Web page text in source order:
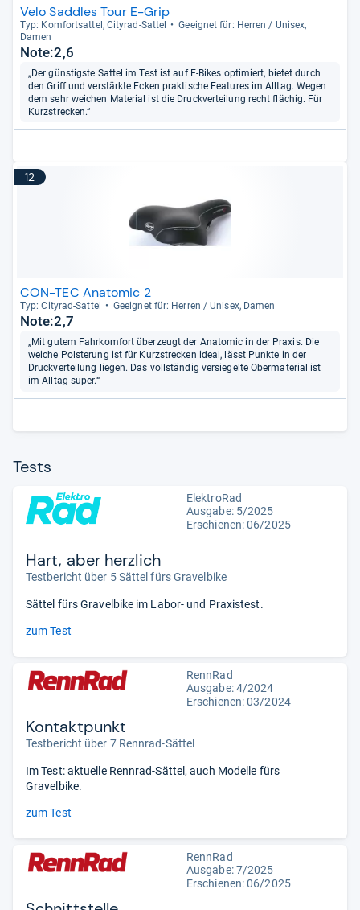
Velo Saddles Tour E-Grip
Typ: Kom­fort­sat­tel, City­rad-​Sat­tel
Geeig­net für: Her­ren / Uni­sex,
Damen
Note:2,6
„Der günstigste Sattel im Test ist auf E-Bikes optimiert, bietet durch
den Griff und verstärkte Ecken praktische Features im Alltag. Wegen
dem sehr weichen Material ist die Druckverteilung recht flächig. Für
Kurzstrecken.“
12
CON-TEC Anatomic 2
Typ: City­rad-​Sat­tel Geeig­net für: Her­ren / Uni­sex, Damen
Note:2,7
„Mit gutem Fahrkomfort überzeugt der Anatomic in der Praxis. Die
weiche Polsterung ist für Kurzstrecken ideal, lässt Punkte in der
Druckverteilung liegen. Das vollständig versiegelte Obermaterial ist
im Alltag super.“
Tests
ElektroRad
Ausgabe: 5/2025
Erschienen: 06/2025
Hart, aber herzlich
Testbericht über 5 Sättel fürs Gravelbike
Sättel fürs Gravelbike im Labor- und Praxistest.
zum Test
RennRad
Ausgabe: 4/2024
Erschienen: 03/2024
Kontaktpunkt
Testbericht über 7 Rennrad-Sättel
Im Test: aktuelle Rennrad-Sättel, auch Modelle fürs
Gravelbike.
zum Test
RennRad
Ausgabe: 7/2025
Erschienen: 06/2025